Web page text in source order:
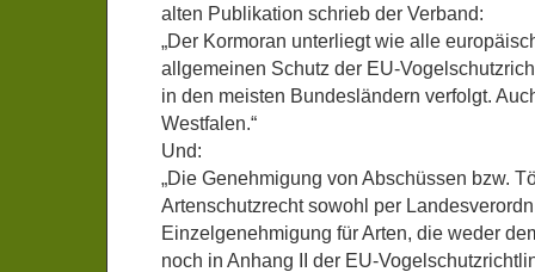
alten Publikation schrieb der Verband:
„Der Kormoran unterliegt wie alle
allgemeinen Schutz der EU-
in den meisten Bundesländern verfolgt.
Westfalen.“
Und:
„Die Genehmigung von Abschüssen bzw.
Artenschutzrecht sowohl per
Einzelgenehmigung für Arten, die weder
noch in Anhang II der EU-